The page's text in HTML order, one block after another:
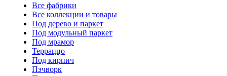
Все фабрики
Все коллекции и товары
Под дерево и паркет
Под модульный паркет
Под мрамор
Терраццо
Под кирпич
Пэчворк